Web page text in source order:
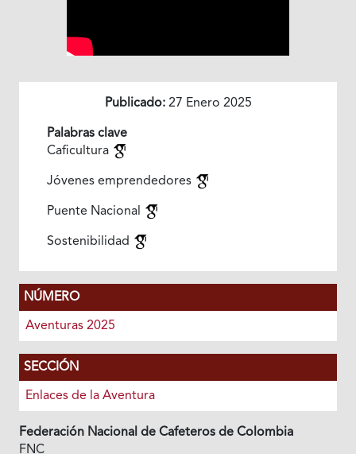
Publicado:27 Enero 2025
Palabras clave
Caficultura
Jóvenes emprendedores
Puente Nacional
Sostenibilidad
NÚMERO
Aventuras 2025
SECCIÓN
Enlaces de la Aventura
Federación Nacional de Cafeteros de Colombia
FNC